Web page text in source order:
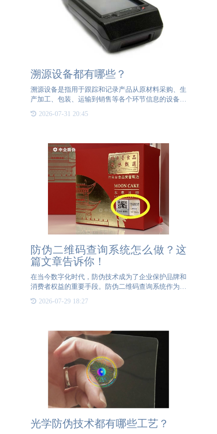
溯源设备都有哪些？
溯源设备是指用于跟踪和记录产品从原材料采购、生
产加工、包装、运输到销售等各个环节信息的设备。
这些设备能够帮助企业和监管部门实现对产品全生命
周期的追溯，确保产品质量和安全。常见的溯源设备
2026-07-31 20:45
防伪二维码查询系统怎么做？这
篇文章告诉你！
在当今数字化时代，防伪技术成为了企业保护品牌和
消费者权益的重要手段。防伪二维码查询系统作为一
那么，防伪二维码查询系统在哪里做呢？本文将为您
2026-07-29 18:27
光学防伪技术都有哪些工艺？